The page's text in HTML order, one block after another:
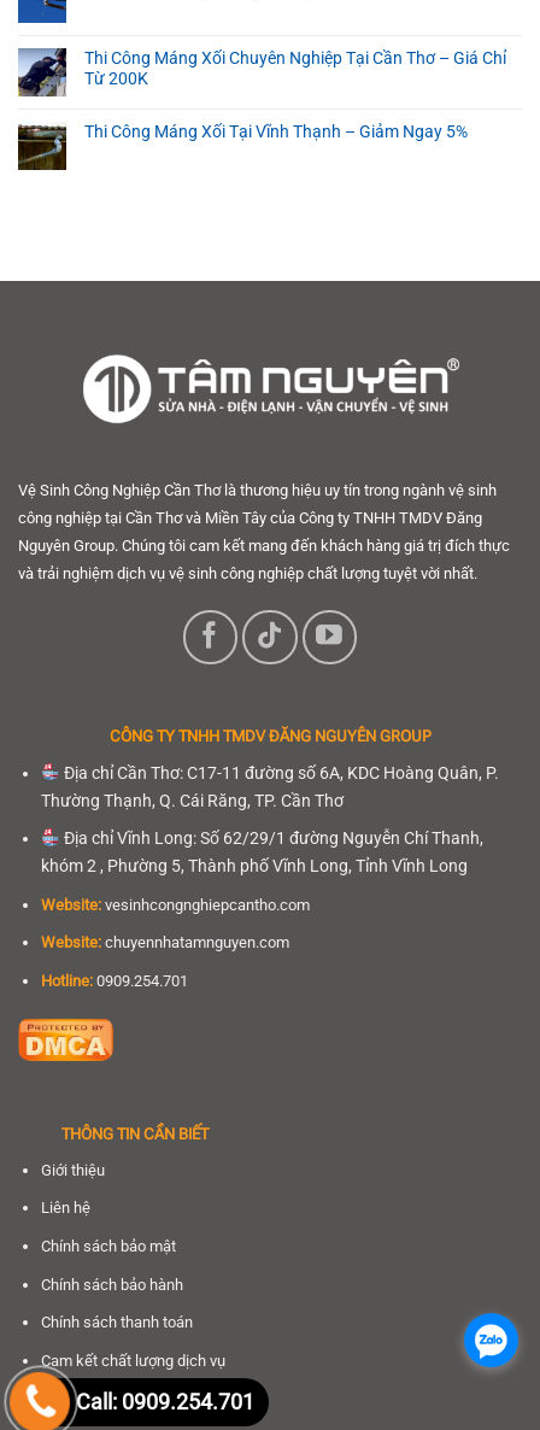
Thi Công Máng Xối Chuyên Nghiệp Tại Cần Thơ – Giá Chỉ
Từ 200K
Thi Công Máng Xối Tại Vĩnh Thạnh – Giảm Ngay 5%
Vệ Sinh Công Nghiệp Cần Thơ là thương hiệu uy tín trong ngành vệ sinh
công nghiệp tại Cần Thơ và Miền Tây của Công ty TNHH TMDV Đăng
Nguyên Group. Chúng tôi cam kết mang đến khách hàng giá trị đích thực
và trải nghiệm dịch vụ vệ sinh công nghiệp chất lượng tuyệt vời nhất.
CÔNG TY TNHH TMDV ĐĂNG NGUYÊN GROUP
Địa chỉ Cần Thơ: C17-11 đường số 6A, KDC Hoàng Quân, P.
Thường Thạnh, Q. Cái Răng, TP. Cần Thơ
Địa chỉ Vĩnh Long: Số 62/29/1 đường Nguyễn Chí Thanh,
khóm 2 , Phường 5, Thành phố Vĩnh Long, Tỉnh Vĩnh Long
Website: vesinhcongnghiepcantho.com
Website: chuyennhatamnguyen.com
Hotline: 0909.254.701
THÔNG TIN CẦN BIẾT
Giới thiệu
Liên hệ
Chính sách bảo mật
Chính sách bảo hành
Chính sách thanh toán
Cam kết chất lượng dịch vụ
.
Call: 0909.254.701